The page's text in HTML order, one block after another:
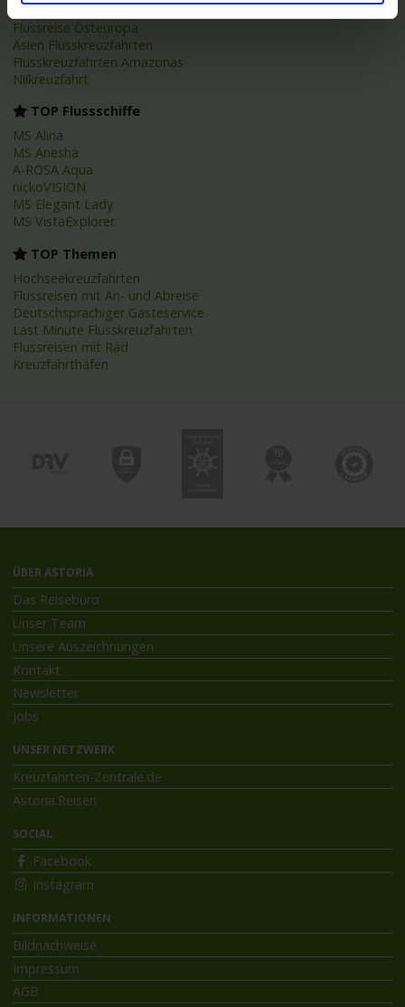
Flusskreuzfahrt Frankreich
Flussreise Osteuropa
Asien Flusskreuzfahrten
Flusskreuzfahrten Amazonas
Nilkreuzfahrt
TOP Flussschiffe
MS Alina
MS Anesha
A-ROSA Aqua
nickoVISION
MS Elegant Lady
MS VistaExplorer
TOP Themen
Hochseekreuzfahrten
Flussreisen mit An- und Abreise
Deutschsprachiger Gästeservice
Last Minute Flusskreuzfahrten
Flussreisen mit Rad
Kreuzfahrthäfen
ÜBER ASTORIA
Das Reisebüro
Unser Team
Unsere Auszeichnungen
Kontakt
Newsletter
Jobs
UNSER NETZWERK
Kreuzfahrten-Zentrale.de
Astoria.Reisen
SOCIAL
Facebook
Instagram
INFORMATIONEN
Bildnachweise
Impressum
AGB